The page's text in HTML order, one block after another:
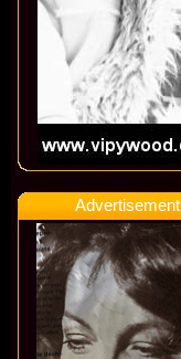
Advertisement